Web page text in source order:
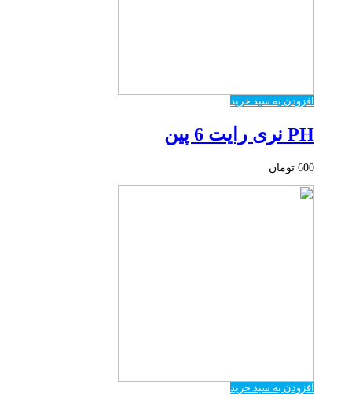
افزودن به سبد خرید
PH نری رایت 6 پین
600 تومان
افزودن به سبد خرید